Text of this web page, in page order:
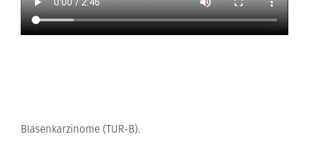
Blasenkarzinome (TUR-B).